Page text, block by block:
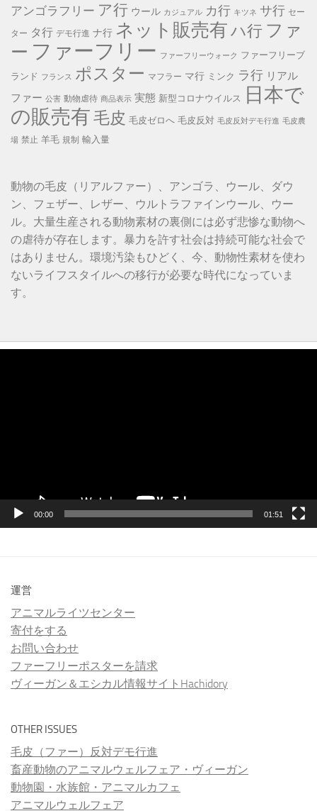
アンゴラフリー ア行 ウール カジュアル カ行 キツネ サ行 セー
ター タ行 デモ行進 ナ行 ネット販売有ハ行 ファ
ー ファーフリー ファーフリーウォーク ファーフリーブ
ランド フランス ポスター マフラー マ行 ミンク ラ行 リアル
ファー 公害 動物虐待 商品表示 実態 新型コロナウイルス
日本で
の販売有毛皮 毛皮ゼロへ 毛皮反対 毛皮反対デモ行進 毛皮農
場 禁止 羊毛 規制 輸入量
動物の毛皮（リアルファー）、アンゴラ、ウール、ダウ
ン、フェザー、レザー、ウルトラファインウール、ウー
ル。大量生産される動物素材の裏側には必ず悲惨な動物へ
の虐待が存在します。暴力を許す社会は持続可能な社会で
はありません。環境汚染もひどく、今、動物性素材を使わ
ないライフスタイルへの移行が必要な時代になっていま
す。
00:00 01:51
運営
アニマルライツセンター
寄付をする
お問い合わせ
ファーフリーポスターを請求
ヴィーガン＆エシカル情報サイトHachidory
OTHER ISSUES
毛皮（ファー）反対デモ行進
畜産動物のアニマルウェルフェア・ヴィーガン
動物園・水族館・アニマルカフェ
アニマルウェルフェア